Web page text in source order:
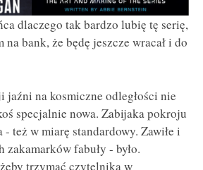
dlaczego tak bardzo lubię tę serię,
bank, że będę jeszcze wracał i do
jaźni na kosmiczne odległości nie
specjalnie nowa. Zabijaka pokroju
- też w miarę standardowy. Zawiłe i
zakamarków fabuły - było.
trzymać czytelnika w